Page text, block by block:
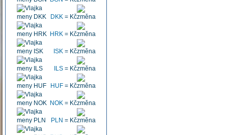
DKK= Kč
HRK= Kč
ISK= Kč
ILS= Kč
HUF= Kč
NOK= Kč
PLN = Kč